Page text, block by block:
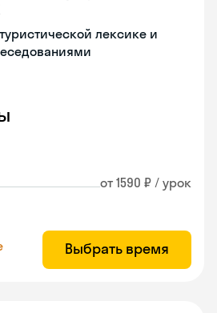
лексике и
от 1590 ₽ / урок
Выбрать время